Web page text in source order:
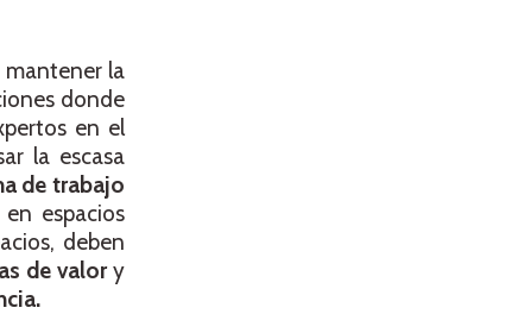
mantener la
donde
en el
la escasa
de trabajo
espacios
deben
de valory